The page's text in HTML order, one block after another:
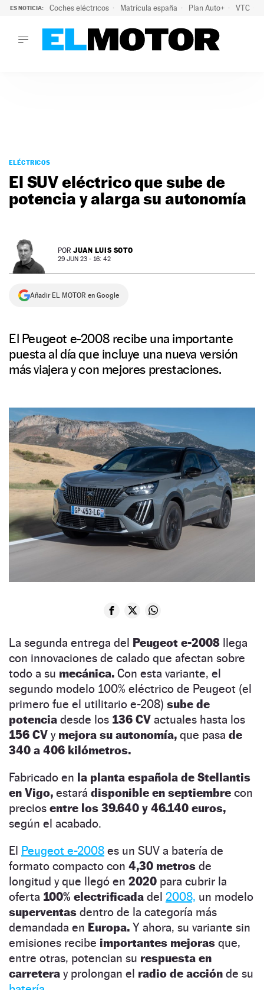
ES NOTICIA: Coches eléctricos Matrícula españa Plan Auto+ VTC
PODCAST
MOTOS
TECNOLOGÍA
SUPERCOCHES
PREMIOS
SERVICIOS
ELÉCTRICOS
El SUV eléctrico que sube de
potencia y alarga su autonomía
POR JUAN LUIS SOTO
29 JUN 23 - 16: 42
Añadir EL MOTOR en Google
El Peugeot e-2008 recibe una importante
puesta al día que incluye una nueva versión
más viajera y con mejores prestaciones.
La segunda entrega del Peugeot e-2008 llega
con innovaciones de calado que afectan sobre
todo a su mecánica. Con esta variante, el
segundo modelo 100% eléctrico de Peugeot (el
primero fue el utilitario e-208) sube de
potencia desde los 136 CV actuales hasta los
156 CV y mejora su autonomía, que pasa de
340 a 406 kilómetros.
Fabricado en la planta española de Stellantis
en Vigo, estará disponible en septiembre con
precios entre los 39.640 y 46.140 euros,
según el acabado.
El Peugeot e-2008 es un SUV a batería de
formato compacto con 4,30 metros de
longitud y que llegó en 2020 para cubrir la
oferta 100% electrificada del 2008, un modelo
superventas dentro de la categoría más
demandada en Europa. Y ahora, su variante sin
emisiones recibe importantes mejoras que,
entre otras, potencian su respuesta en
carretera y prolongan el radio de acción de su